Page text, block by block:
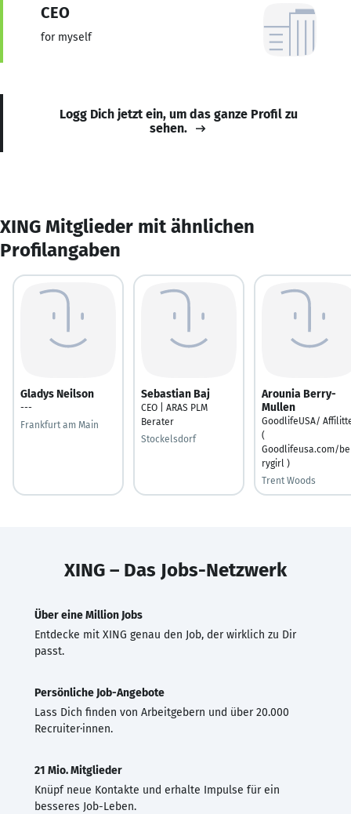
CEO
for myself
Logg Dich jetzt ein, um das ganze Profil zu
sehen.
XING Mitglieder mit ähnlichen
Profilangaben
Gladys Neilson
---
Frankfurt am Main
Sebastian Baj
CEO | ARAS PLM
Berater
Stockelsdorf
Arounia Berry-
Mullen
GoodlifeUSA/
(
Goodlifeusa.com/
rygirl )
Trent Woods
XING – Das Jobs-Netzwerk
Über eine Million Jobs
Entdecke mit XING genau den Job, der wirklich zu Dir
passt.
Persönliche Job-Angebote
Lass Dich finden von Arbeitgebern und über 20.000
Recruiter·innen.
21 Mio. Mitglieder
Knüpf neue Kontakte und erhalte Impulse für ein
besseres Job-Leben.